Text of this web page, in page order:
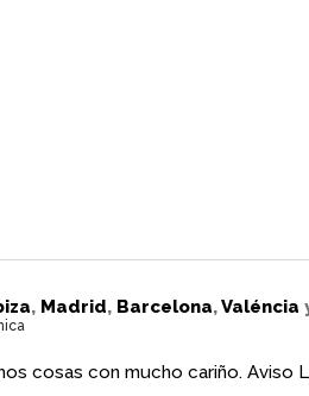
, Madrid, Barcelona,Valéncia
cosas con mucho cariño. Aviso